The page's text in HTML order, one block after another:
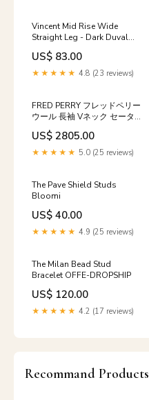
Vincent Mid Rise Wide
Straight Leg - Dark Duval
Wash Size:28
US$ 83.00
★★★★★ 4.8 (23 reviews)
FRED PERRY フレッドペリー
ウール 長袖 Vネック セーター
USA6 グレー系 ニットワンピ
ース レディース milo
US$ 2805.00
★★★★★ 5.0 (25 reviews)
The Pave Shield Studs
Bloomi
US$ 40.00
★★★★★ 4.9 (25 reviews)
The Milan Bead Stud
Bracelet OFFE-DROPSHIP
US$ 120.00
★★★★★ 4.2 (17 reviews)
Recommand Products